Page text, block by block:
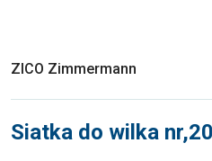
ZICO Zimmermann
Siatka do wilka